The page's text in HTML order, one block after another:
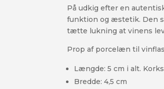
På udkig efter en
funktion og æstetik. Den
tætte lukning at vinens
Prop af porcelæn til
Længde: 5 cm i alt.
Bredde: 4,5 cm